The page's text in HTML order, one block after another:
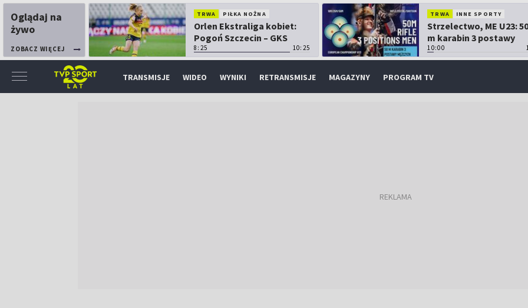
Oglądaj na
żywo
ZOBACZ WIĘCEJ
TRWA PIŁKA NOŻNA
Orlen Ekstraliga kobiet:
Pogoń Szczecin – GKS
Górnik Łęczna
8:25 10:25
TRWA INNE SPORTY
Strzelectwo, ME U23:
m karabin 3 postawy
mężczyzn
10:00
TRANSMISJE WIDEO WYNIKI RETRANSMISJE MAGAZYNY PROGRAM TV